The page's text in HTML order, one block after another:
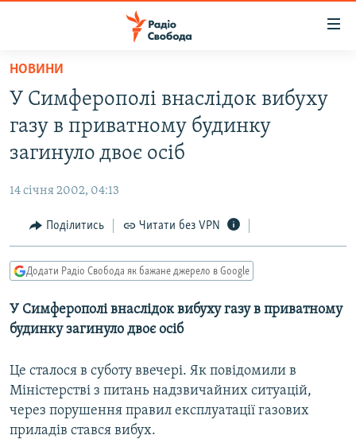
Перейти
основного
матеріалу
Перейти
до
основної
Перейти
до
пошуку
РАДІО СВОБОДА – 70 РОКІВ
ВСЕ ЗА ДОБУ
СТАТТІ
СУСПІЛЬСТВО
УКРАЇНА
РОСІЙСЬКА «ФІЛЬТРАЦІЯ»
ДОНБАС.РЕАЛІЇ
ТИ ЯК?
СХЕМИ
КИТАЙ.ВИКЛИКИ
МУЛЬТИМЕДІА
ФОТО
СПЕЦПРОЄКТИ
НОВИНИ
У Симферополі внаслідок вибуху
газу в приватному будинку
загинуло двоє осіб
14 січня 2002, 04:13
Поділитись Читати без VPN
Додати Радіо Свобода як бажане джерело в Google
У Симферополі внаслідок вибуху газу в приватному
будинку загинуло двоє осіб
Це сталося в суботу ввечері. Як повідомили в
Міністерстві з питань надзвичайних ситуацій,
через порушення правил експлуатації газових
приладів стався вибух.